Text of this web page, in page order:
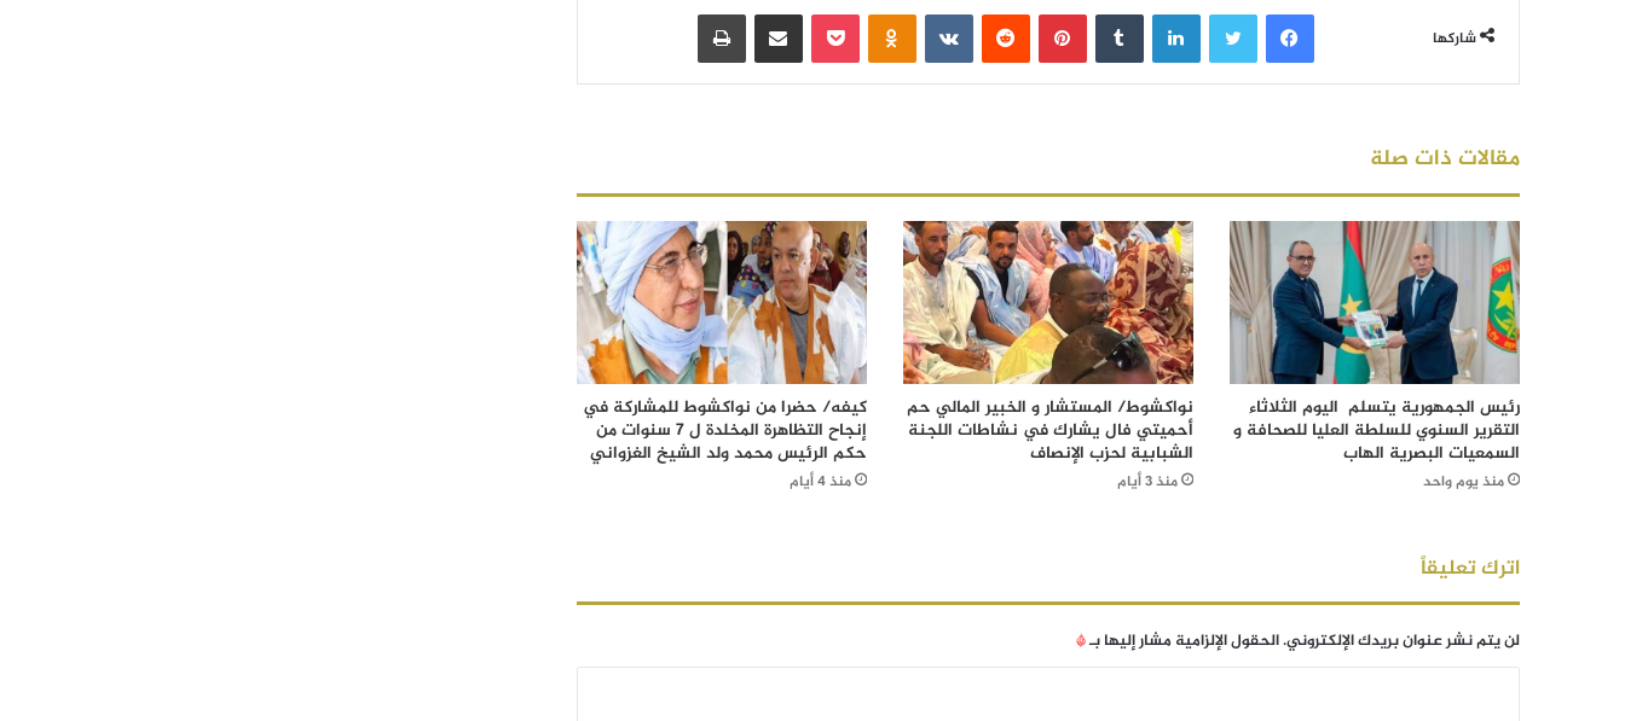
شاركها
فيسبوك لينكدإن بينتيريست بوكيت مشاركة عبر البريد
مقالات ذات صلة
رئيس الجمهورية يتسلم اليوم الثلاثاء
التقرير السنوي للسلطة العليا للصحافة و
السمعيات البصرية الهاب
منذ يوم واحد
نواكشوط/ المستشار و الخبير المالي حم
أحميتي فال يشارك في نشاطات اللجنة
الشبابية لحزب الإنصاف
منذ 3 أيام
كيفه/ حضرا من نواكشوط للمشاركة في
إنجاح التظاهرة المخلدة ل 7 سنوات من
حكم الرئيس محمد ولد الشيخ الغزواني
منذ 4 أيام
اترك تعليقاً
لن يتم نشر عنوان بريدك الإلكتروني.الحقول الإلزامية مشار إليها بـ*